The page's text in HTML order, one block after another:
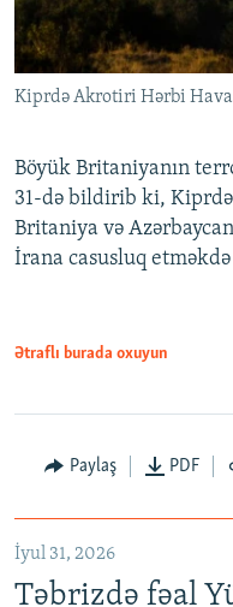
Kiprdə Akrotiri Hərbi Hava
Böyük Britaniyanın
31-də bildirib ki,
Britaniya və
İrana casusluq
Ətraflı burada oxuyun
Paylaş PDF
İyul 31, 2026
Təbrizdə fəal